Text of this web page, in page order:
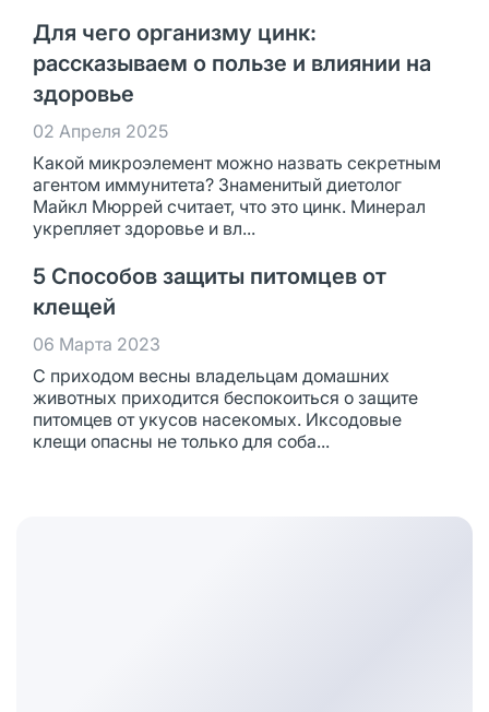
Для чего организму цинк:
рассказываем о пользе и влиянии на
здоровье
02 Апреля 2025
Какой микроэлемент можно назвать секретным
агентом иммунитета? Знаменитый диетолог
Майкл Мюррей считает, что это цинк. Минерал
укрепляет здоровье и вл...
5 Способов защиты питомцев от
клещей
06 Марта 2023
С приходом весны владельцам домашних
животных приходится беспокоиться о защите
питомцев от укусов насекомых. Иксодовые
клещи опасны не только для соба...